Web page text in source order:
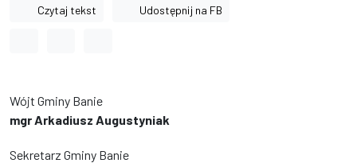
Czytaj tekst Udostępnij na FB
Wójt Gminy Banie
mgr Arkadiusz Augustyniak
Sekretarz Gminy Banie